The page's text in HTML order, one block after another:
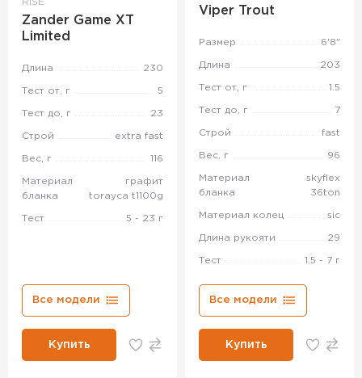
RISE
Zander Game XT
Limited
Длина 230
Тест от, г 5
Тест до, г 23
Строй extra fast
Вес, г 116
Материал
бланка
графит
torayca t1100g
Тест 5 - 23 г
Все модели
Купить
Viper Trout
Размер 6'8"
Длина 203
Тест от, г 1.5
Тест до, г 7
Строй fast
Вес, г 96
Материал
бланка
skyflex
36ton
Материал колец sic
Длина рукояти 29
Тест 1.5 - 7 г
Все модели
Купить